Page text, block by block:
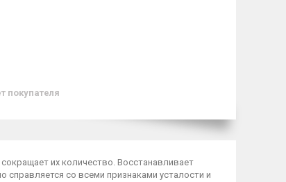
покупателя
их количество. Восстанавливает
справляется со всеми признаками усталости и